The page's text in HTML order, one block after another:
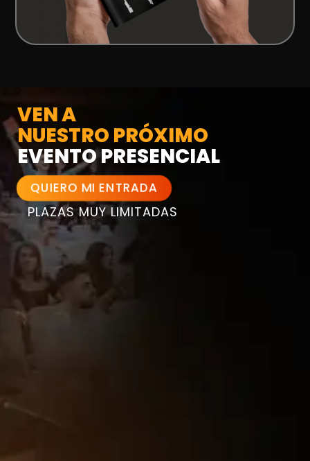
VEN A
NUESTRO PRÓXIMO
EVENTO PRESENCIAL
QUIERO MI ENTRADA
PLAZAS MUY LIMITADAS